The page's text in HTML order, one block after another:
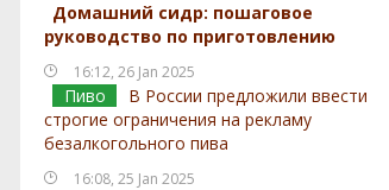
Домашний сидр: пошаговое
руководство по приготовлению
16:12, 26 Jan 2025
Пиво
В России предложили ввести
строгие ограничения на рекламу
безалкогольного пива
16:08, 25 Jan 2025